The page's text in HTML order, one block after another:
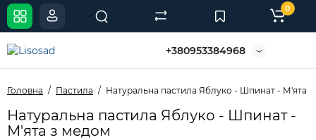
+380953384968
0
Головна Пастила Натуральна пастила Яблуко - Шпинат - М'ята
Натуральна пастила Яблуко - Шпинат -
М'ята з медом